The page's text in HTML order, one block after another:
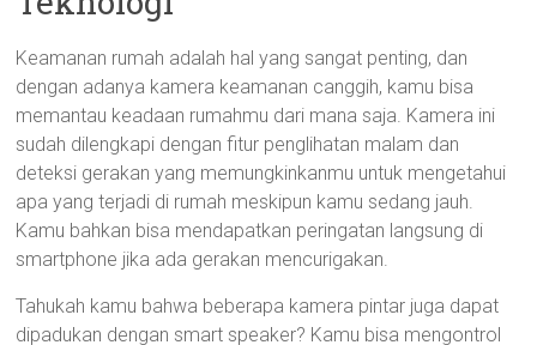
Keamanan rumah adalah hal yang sangat penting, dan
dengan adanya kamera keamanan canggih, kamu bisa
memantau keadaan rumahmu dari mana saja. Kamera ini
sudah dilengkapi dengan fitur penglihatan malam dan
deteksi gerakan yang memungkinkanmu untuk mengetahui
apa yang terjadi di rumah meskipun kamu sedang jauh.
Kamu bahkan bisa mendapatkan peringatan langsung di
smartphone jika ada gerakan mencurigakan.
Tahukah kamu bahwa beberapa kamera pintar juga dapat
dipadukan dengan smart speaker? Kamu bisa mengontrol